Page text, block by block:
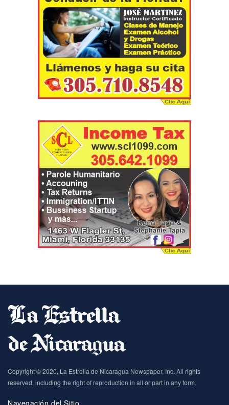
Copyright © 2020, La Estrella de Nicaragua Newspaper, Inc. All rights
reserved, including the right of reproduction in all or part in any form.
Navegación del Sitio